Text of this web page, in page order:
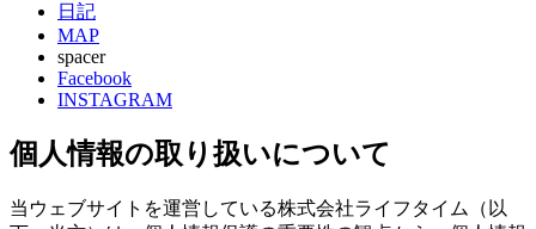
日記
MAP
spacer
Facebook
INSTAGRAM
個人情報の取り扱いについて
当ウェブサイトを運営している株式会社ライフタイム（以